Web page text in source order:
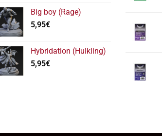
Big boy (Rage)
5,95€
Hybridation (Hulkling)
5,95€